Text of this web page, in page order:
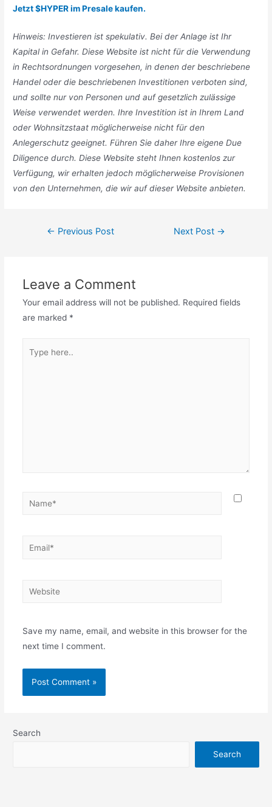
Jetzt $HYPER im Presale kaufen.
Hinweis: Investieren ist spekulativ. Bei der Anlage ist Ihr
Kapital in Gefahr. Diese Website ist nicht für die Verwendung
in Rechtsordnungen vorgesehen, in denen der beschriebene
Handel oder die beschriebenen Investitionen verboten sind,
und sollte nur von Personen und auf gesetzlich zulässige
Weise verwendet werden. Ihre Investition ist in Ihrem Land
oder Wohnsitzstaat möglicherweise nicht für den
Anlegerschutz geeignet. Führen Sie daher Ihre eigene Due
Diligence durch. Diese Website steht Ihnen kostenlos zur
Verfügung, wir erhalten jedoch möglicherweise Provisionen
von den Unternehmen, die wir auf dieser Website anbieten.
Post← Previous Post Next Post →
Leave a Comment
Your email address will not be published. Required fields
are marked *
here..
Name*
Email*
Website
Save my name, email, and website in this browser for the
next time I comment.
Search
Search